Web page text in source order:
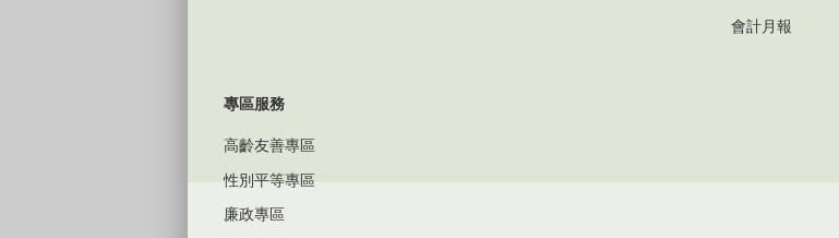
會計月報
專區服務
高齡友善專區
性別平等專區
廉政專區